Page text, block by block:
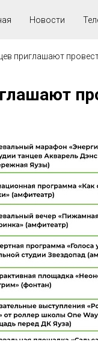
Новости
приглашают